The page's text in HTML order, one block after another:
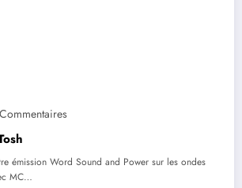
émission Word Sound and Power sur les ondes
MC…